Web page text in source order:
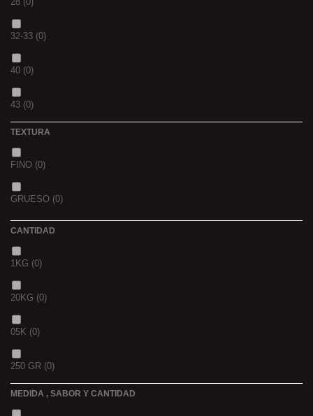
SCOPEX
TUTTI
FRESA
MIEL(0)
OCEAN LIVER
GOLDEN X
32-33 (0)
40 (0)
43 (0)
TEXTURA
FINO (0)
GRUESO (0)
CANTIDAD
1KG (0)
20KG (0)
05K (0)
250 GR (0)
MEDIDA , SABOR Y CANTIDAD